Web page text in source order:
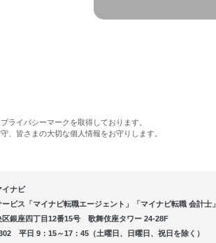
ライバシーマークを取得しております。
、皆さまの大切な個人情報をお守りします。
イナビ
ビス「マイナビ転職エージェント」「マイナビ転職 会計士
区銀座四丁目12番15号 歌舞伎座タワー 24-28F
平日 9：15～17：45（土曜日、日曜日、祝日を除く）